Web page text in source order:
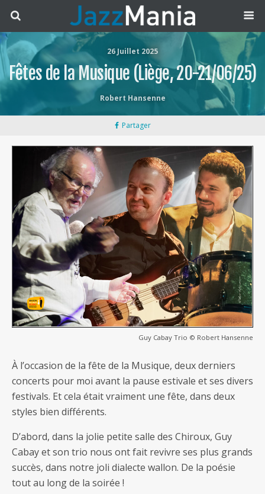
26 Juillet 2025
Fêtes de la Musique (Liège, 20-21/06/25)
Robert Hansenne
Partager
Guy Cabay Trio © Robert Hansenne
À l’occasion de la fête de la Musique, deux derniers
concerts pour moi avant la pause estivale et ses divers
festivals. Et cela était vraiment une fête, dans deux
styles bien différents.
D’abord, dans la jolie petite salle des Chiroux, Guy
Cabay et son trio nous ont fait revivre ses plus grands
succès, dans notre joli dialecte wallon. De la poésie
tout au long de la soirée !